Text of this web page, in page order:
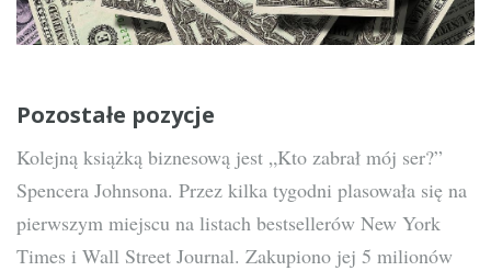
Pozostałe pozycje
Kolejną książką biznesową jest „Kto zabrał mój ser?”
Spencera Johnsona. Przez kilka tygodni plasowała się na
pierwszym miejscu na listach bestsellerów New York
Times i Wall Street Journal. Zakupiono jej 5 milionów